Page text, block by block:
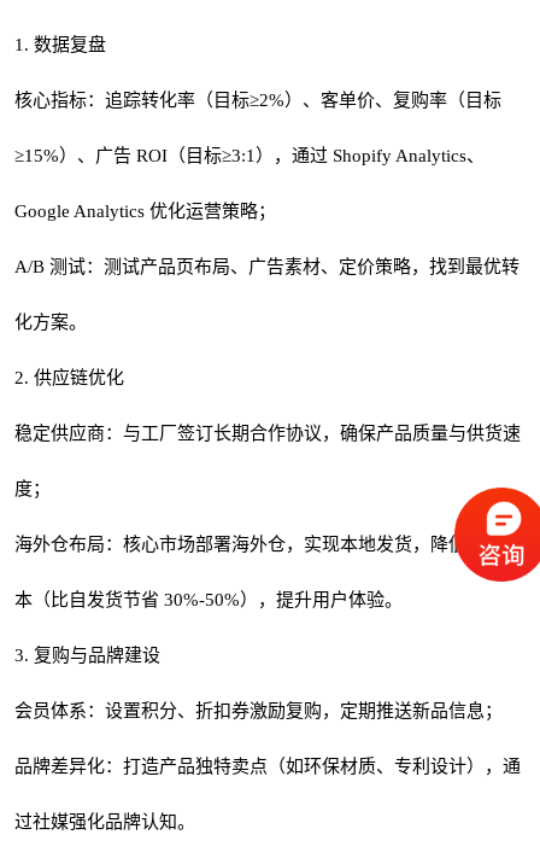
1. 数据复盘
核心指标：追踪转化率（目标≥2%）、客单价、复购率（目标
≥15%）、广告 ROI（目标≥3:1），通过 Shopify Analytics、
Google Analytics 优化运营策略；
A/B 测试：测试产品页布局、广告素材、定价策略，找到最优转
化方案。
2. 供应链优化
稳定供应商：与工厂签订长期合作协议，确保产品质量与供货速
度；
海外仓布局：核心市场部署海外仓，实现本地发货，降低物流成
本（比自发货节省 30%-50%），提升用户体验。
3. 复购与品牌建设
会员体系：设置积分、折扣券激励复购，定期推送新品信息；
品牌差异化：打造产品独特卖点（如环保材质、专利设计），通
过社媒强化品牌认知。